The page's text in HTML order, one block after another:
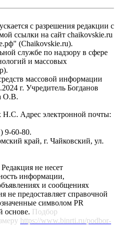
с разрешения редакции с
ссылки на сайт chaikovskie.ru
(Chaikovskie.ru).
службе по надзору в сфере
и массовых
массовой информации
г. Учредитель Богданов
О.В.
Адрес электронной почты:
9-60-80.
край, г. Чайковский, ул.
не несет
информации,
и сообщениях
не предоставляет справочной
символом PR
основе. Подбор
https://www.binrti.ru/podbor-